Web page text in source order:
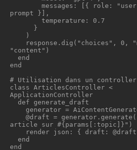
prompt }],
"content")
end
# Utilisation dans un controller
class ArticlesController <
ApplicationController
article sur #{params[:topic]}")
end